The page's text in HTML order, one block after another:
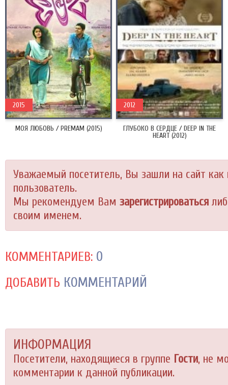
МОЯ ЛЮБОВЬ / PREMAM (2015)
2015
ГЛУБОКО В СЕРДЦЕ / DEEP IN THE
HEART (2012)
2012
Уважаемый посетитель, Вы зашли на сайт как
пользователь.
Мы рекомендуем Вам зарегистрироваться
своим именем.
КОММЕНТАРИЕВ: 0
ДОБАВИТЬ КОММЕНТАРИЙ
ИНФОРМАЦИЯ
Посетители, находящиеся в группе Гости, не
комментарии к данной публикации.